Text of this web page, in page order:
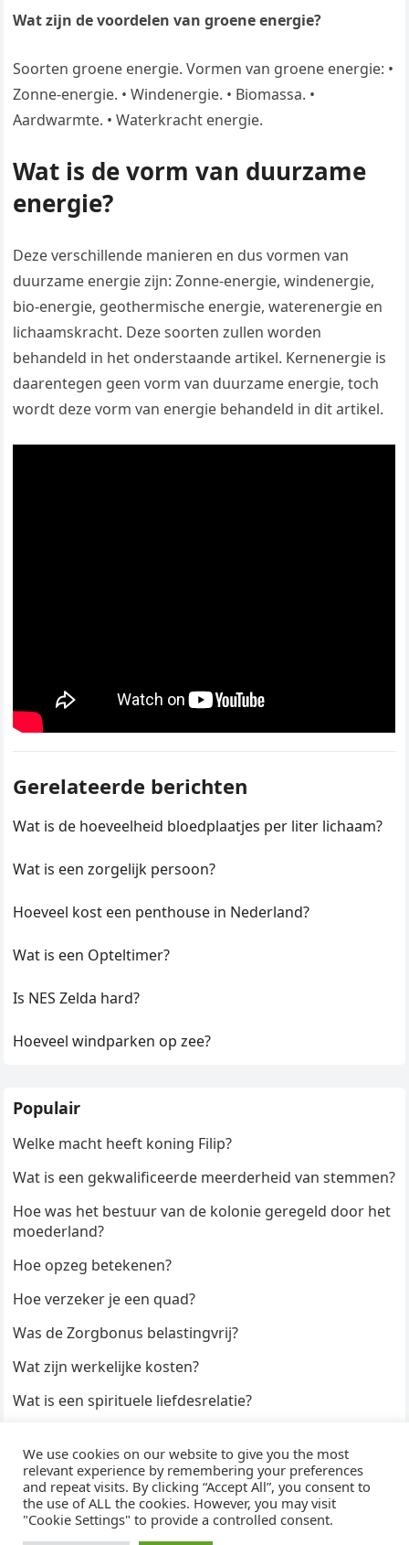
Wat zijn de voordelen van groene energie?
Soorten groene energie. Vormen van groene energie: •
Zonne-energie. • Windenergie. • Biomassa. •
Aardwarmte. • Waterkracht energie.
Wat is de vorm van duurzame
energie?
Deze verschillende manieren en dus vormen van
duurzame energie zijn: Zonne-energie, windenergie,
bio-energie, geothermische energie, waterenergie en
lichaamskracht. Deze soorten zullen worden
behandeld in het onderstaande artikel. Kernenergie is
daarentegen geen vorm van duurzame energie, toch
wordt deze vorm van energie behandeld in dit artikel.
Gerelateerde berichten
Wat is de hoeveelheid bloedplaatjes per liter lichaam?
Wat is een zorgelijk persoon?
Hoeveel kost een penthouse in Nederland?
Wat is een Opteltimer?
Is NES Zelda hard?
Hoeveel windparken op zee?
Populair
Welke macht heeft koning Filip?
Wat is een gekwalificeerde meerderheid van stemmen?
Hoe was het bestuur van de kolonie geregeld door het
moederland?
Hoe opzeg betekenen?
Hoe verzeker je een quad?
Was de Zorgbonus belastingvrij?
Wat zijn werkelijke kosten?
Wat is een spirituele liefdesrelatie?
Hoe duur zijn Keukendeurtjes?
© 2026WijzeAntwoorden- Thema doorWPEnjoy· Aangedreven door
We use cookies on our website to give you the most
relevant experience by remembering your preferences
and repeat visits. By clicking “Accept All”, you consent to
the use of ALL the cookies. However, you may visit
"Cookie Settings" to provide a controlled consent.